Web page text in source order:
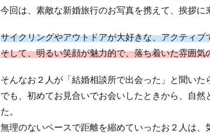
今回は、素敵な新婚旅行のお写真を携えて、挨拶に
サイクリングやアウトドアが大好きな、アクティブ
そして、明るい笑顔が魅力的で、落ち着いた雰囲気
そんなお２人が「結婚相談所で出会った」と聞いた
でも、初めてお見合いでお会いしたときから、自
た。
無理のないペースで距離を縮めていったお２人は、